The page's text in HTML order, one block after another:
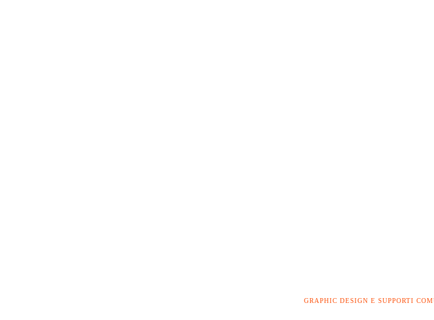
GRAPHIC DESIGN E SUPPORTI